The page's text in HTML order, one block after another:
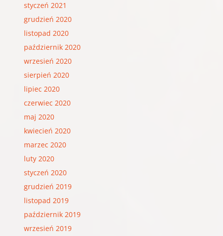
styczeń 2021
grudzień 2020
listopad 2020
październik 2020
wrzesień 2020
sierpień 2020
lipiec 2020
czerwiec 2020
maj 2020
kwiecień 2020
marzec 2020
luty 2020
styczeń 2020
grudzień 2019
listopad 2019
październik 2019
wrzesień 2019